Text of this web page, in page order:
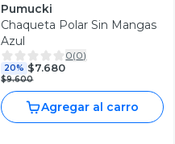
Pumucki
Chaqueta Polar Sin Mangas
Azul
0(0)
20% $7.680
$9.600
Agregar al carro